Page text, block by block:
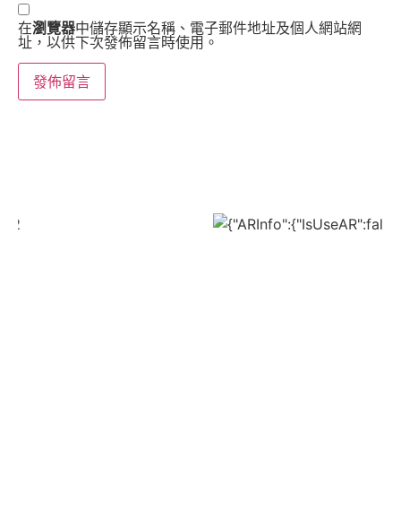
在瀏覽器中儲存顯示名稱、電子郵件地址及個人網站網
址，以供下次發佈留言時使用。